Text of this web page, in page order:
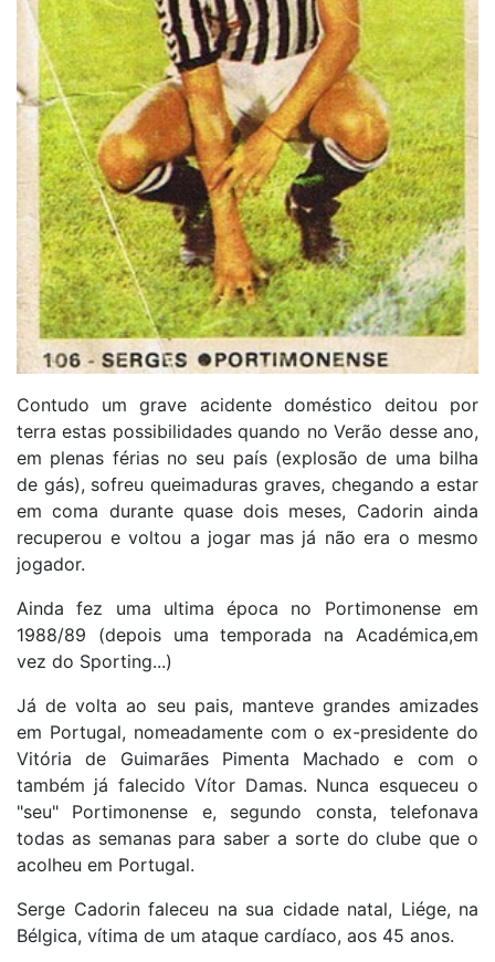
Contudo um grave acidente doméstico deitou por
terra estas possibilidades quando no Verão desse ano,
em plenas férias no seu país (explosão de uma bilha
de gás), sofreu queimaduras graves, chegando a estar
em coma durante quase dois meses, Cadorin ainda
recuperou e voltou a jogar mas já não era o mesmo
jogador.
Ainda fez uma ultima época no Portimonense em
1988/89 (depois uma temporada na Académica,em
vez do Sporting...)
Já de volta ao seu pais, manteve grandes amizades
em Portugal, nomeadamente com o ex-presidente do
Vitória de Guimarães Pimenta Machado e com o
também já falecido Vítor Damas. Nunca esqueceu o
"seu" Portimonense e, segundo consta, telefonava
todas as semanas para saber a sorte do clube que o
acolheu em Portugal.
Serge Cadorin faleceu na sua cidade natal, Liége, na
Bélgica, vítima de um ataque cardíaco, aos 45 anos.